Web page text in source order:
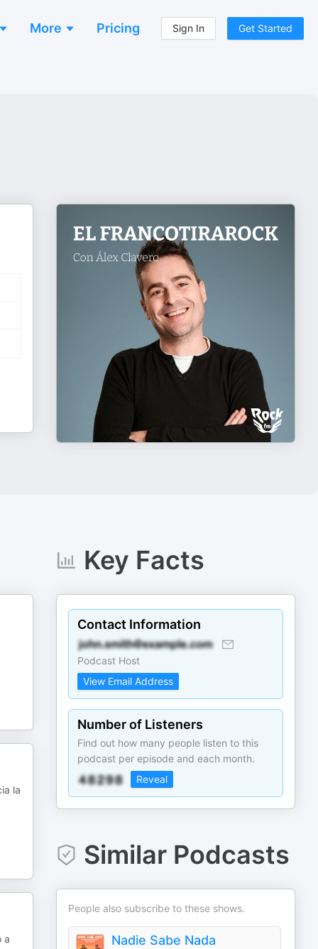
More Pricing Sign In Get Started
la
a
Key Facts
Contact Information
Podcast Host
View Email Address
Number of Listeners
Find out how many people listen to this
podcast per episode and each month.
Reveal
Similar Podcasts
People also subscribe to these shows.
Nadie Sabe Nada